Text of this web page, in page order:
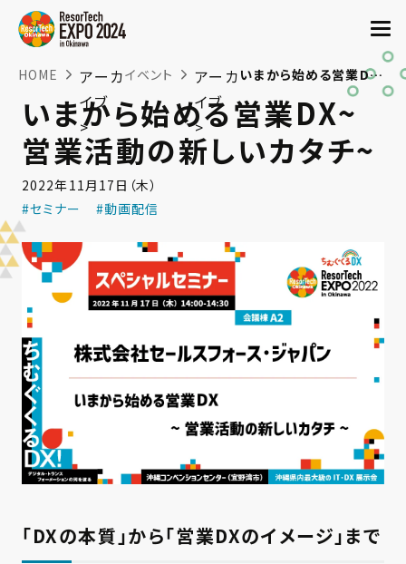
HOME
アーカ
イブ
>
イベント
アーカ
イブ
>
いまから始める営業DX~営業活動の新しいカタチ~
いまから始める営業DX~
営業活動の新しいカタチ~
2022年11月17日（木）
#セミナー
#動画配信
「DXの本質」から「営業DXのイメージ」まで